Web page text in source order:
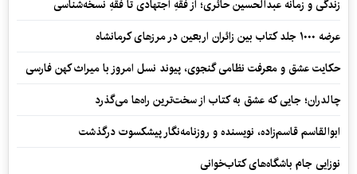
زندگی و زمانه عبدالحسین حائری؛ از فقهِ اجتهادی تا فقهِ نسخه‌شناسی
عرضه ۱۰۰۰ جلد کتاب بین زائران اربعین در مرزهای کرمانشاه
حکایت عشق و معرفت نظامی گنجوی، پیوند نسل امروز با میراث کهن فارسی
چالدران؛ جایی که عشق به کتاب از سخت‌ترین راه‌ها می‌گذرد
ابوالقاسم قاسم‌زاده، نویسنده و روزنامه‌نگار پیشکسوت درگذشت
نوزایی جام باشگاه‌های کتاب‌خوانی